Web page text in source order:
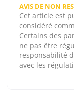
AVIS DE NON
Cet article est
considéré
Certains des
ne pas être
responsabilité
avec les